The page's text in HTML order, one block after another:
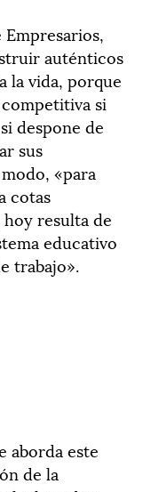
auténticos
la vida, porque
si
despone de
sus
«para
cotas
resulta de
educativo
trabajo».
aborda este
de la